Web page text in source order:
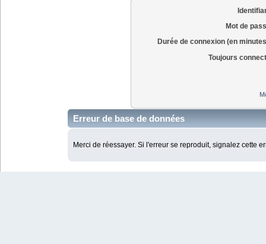
Mot de
Durée de connexion (en
Toujours
Erreur de base de données
Merci de réessayer. Si l'erreur se reproduit, signalez cette